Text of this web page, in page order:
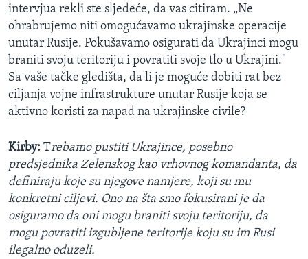
intervjua rekli ste sljedeće, da vas citiram. „Ne
ohrabrujemo niti omogućavamo ukrajinske operacije
unutar Rusije. Pokušavamo osigurati da Ukrajinci mogu
braniti svoju teritoriju i povratiti svoje tlo u Ukrajini."
Sa vaše tačke gledišta, da li je moguće dobiti rat bez
ciljanja vojne infrastrukture unutar Rusije koja se
aktivno koristi za napad na ukrajinske civile?
Kirby: Trebamo pustiti Ukrajince, posebno
predsjednika Zelenskog kao vrhovnog komandanta, da
definiraju koje su njegove namjere, koji su mu
konkretni ciljevi. Ono na šta smo fokusirani je da
osiguramo da oni mogu braniti svoju teritoriju, da
mogu povratiti izgubljene teritorije koju su im Rusi
ilegalno oduzeli.